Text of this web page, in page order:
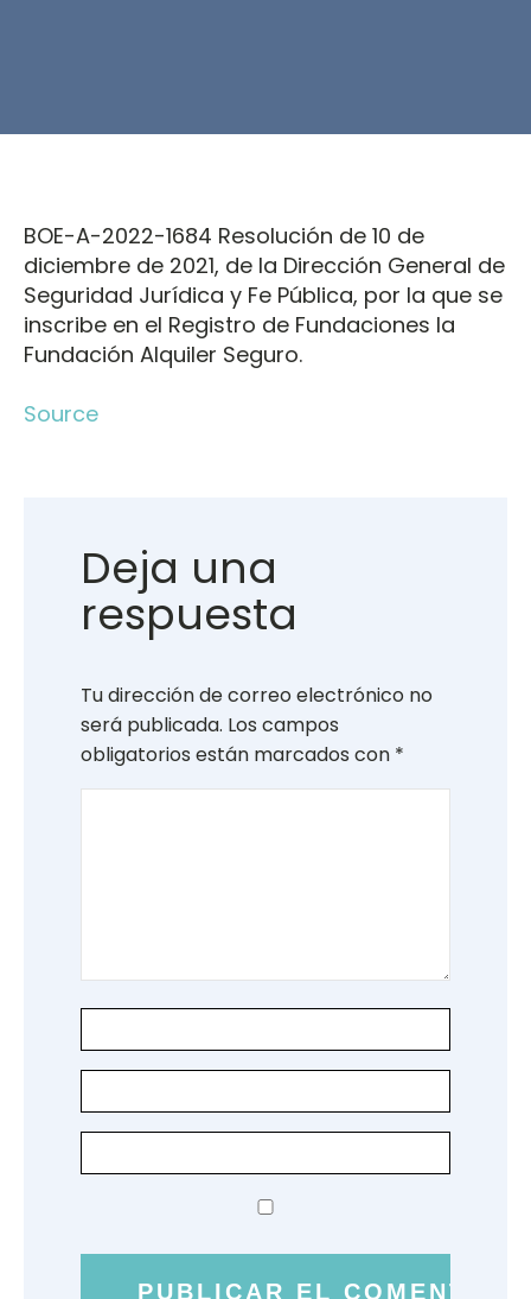
BOE-A-2022-1684 Resolución de 10 de
diciembre de 2021, de la Dirección General de
Seguridad Jurídica y Fe Pública, por la que se
inscribe en el Registro de Fundaciones la
Fundación Alquiler Seguro.
Source
Deja una
respuesta
Tu dirección de correo electrónico no
será publicada. Los campos
obligatorios están marcados con *